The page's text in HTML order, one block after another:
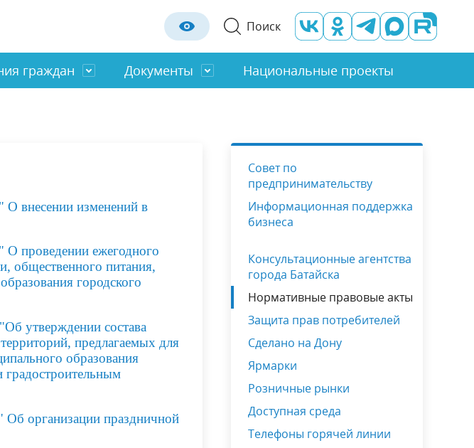
Поиск
Градостроительство
Обеспечение правопорядка
Правила благоустройства
граждан Документы Национальные проекты
О внесении изменений в
О проведении ежегодного
общественного питания,
городского
утверждении состава
предлагаемых для
образования
организации праздничной
Совет по
предпринимательству
Информационная поддержка
бизнеса
Консультационные агентства
города Батайска
Нормативные правовые акты
Защита прав потребителей
Сделано на Дону
Ярмарки
Розничные рынки
Доступная среда
Телефоны горячей линии